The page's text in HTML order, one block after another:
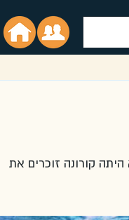
קורונה זוכרים את